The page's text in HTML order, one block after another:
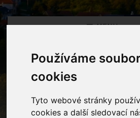
Používáme
cookies
Tyto webové stránky
cookies a další sledovací
MENU
Fotogalerie
Home Fotogalerie Zdobení